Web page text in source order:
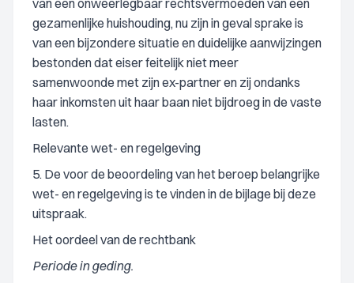
van een onweerlegbaar rechtsvermoeden van een
gezamenlijke huishouding, nu zijn in geval sprake is
van een bijzondere situatie en duidelijke aanwijzingen
bestonden dat eiser feitelijk niet meer
samenwoonde met zijn ex-partner en zij ondanks
haar inkomsten uit haar baan niet bijdroeg in de vaste
lasten.
Relevante wet- en regelgeving
5. De voor de beoordeling van het beroep belangrijke
wet- en regelgeving is te vinden in de bijlage bij deze
uitspraak.
Het oordeel van de rechtbank
Periode in geding.